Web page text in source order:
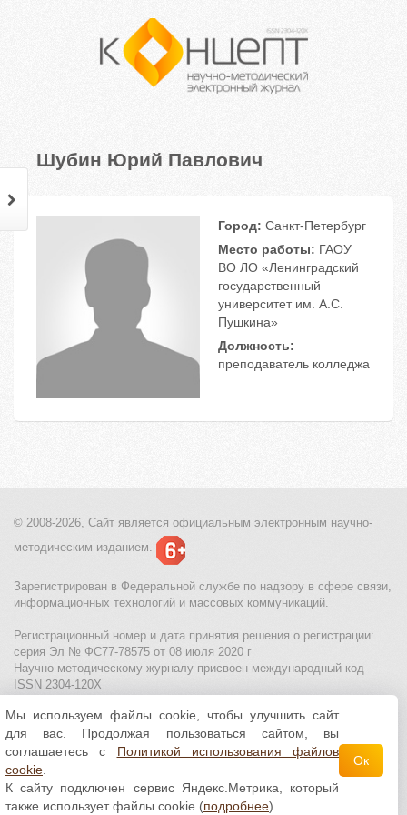
Шубин Юрий Павлович
Город: Санкт-Петербург
Место работы: ГАОУ
ВО ЛО «Ленинградский
государственный
университет им. А.С.
Пушкина»
Должность:
преподаватель колледжа
© 2008-2026, Сайт является официальным электронным научно-
методическим изданием.
Зарегистрирован в Федеральной службе по надзору в сфере связи,
информационных технологий и массовых коммуникаций.
Регистрационный номер и дата принятия решения о регистрации:
серия Эл № ФС77-78575 от 08 июля 2020 г
Научно-методическому журналу присвоен международный код
ISSN 2304-120X
МЦИТО|Школьные олимпиады и онлайн конкурсы для детей
Политика использования файлов cookie| Политика обработки и
защиты персональных данных
Все материалы доступны полицензии Creative
Commons С указанием авторства 4.0 Всемирная
Мы используем файлы cookie, чтобы улучшить сайт
для вас. Продолжая пользоваться сайтом, вы
соглашаетесь с Политикой использования файлов
cookie
К сайту подключен сервис Яндекс.Метрика, который
также использует файлы cookie (подробнее)
Ок